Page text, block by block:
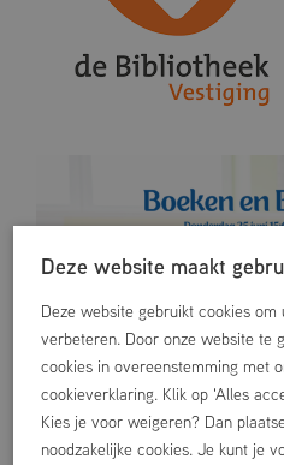
Deze website maakt
Deze website gebruikt cookies
verbeteren. Door onze website te
cookies in overeenstemming met
cookieverklaring. Klik op 'Alles
Kies je voor weigeren? Dan
noodzakelijke cookies. Je kunt je